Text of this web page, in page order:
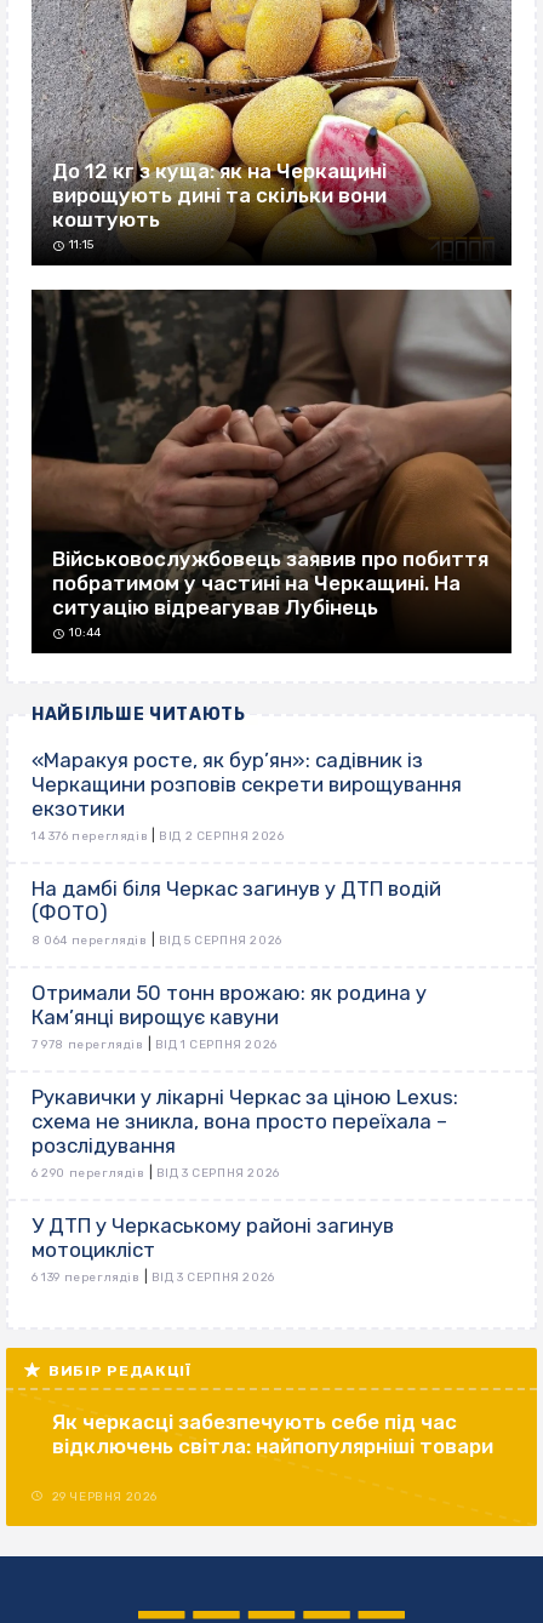
До 12 кг з куща: як на Черкащині
вирощують дині та скільки вони
коштують
11:15
Військовослужбовець заявив про побиття
побратимом у частині на Черкащині. На
ситуацію відреагував Лубінець
10:44
НАЙБІЛЬШЕ ЧИТАЮТЬ
«Маракуя росте, як бур’ян»: садівник із
Черкащини розповів секрети вирощування
екзотики
14 376 переглядів ВІД 2 СЕРПНЯ 2026
На дамбі біля Черкас загинув у ДТП водій
(ФОТО)
8 064 переглядів ВІД 5 СЕРПНЯ 2026
Отримали 50 тонн врожаю: як родина у
Кам’янці вирощує кавуни
7 978 переглядів ВІД 1 СЕРПНЯ 2026
Рукавички у лікарні Черкас за ціною Lexus:
схема не зникла, вона просто переїхала –
розслідування
6 290 переглядів ВІД 3 СЕРПНЯ 2026
У ДТП у Черкаському районі загинув
мотоцикліст
6 139 переглядів ВІД 3 СЕРПНЯ 2026
ВИБІР РЕДАКЦІЇ
Як черкасці забезпечують себе під час
відключень світла: найпопулярніші товари
29 ЧЕРВНЯ 2026